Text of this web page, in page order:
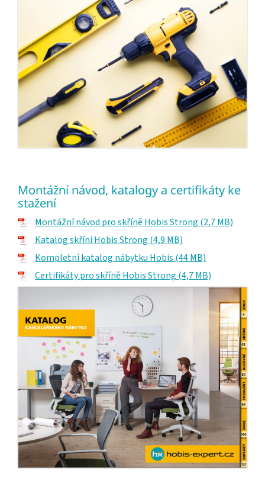
Montážní návod, katalogy a certifikáty ke
stažení
Montážní návod pro skříně Hobis Strong (2,7 MB)
Katalog skříní Hobis Strong (4,9 MB)
Kompletní katalog nábytku Hobis (44 MB)
Certifikáty pro skříně Hobis Strong (4,7 MB)